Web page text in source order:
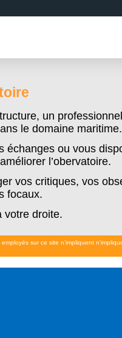
sur ce site n’impliquent